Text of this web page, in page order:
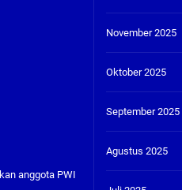
anggota PWI
November 2025
Oktober 2025
September 2025
Agustus 2025